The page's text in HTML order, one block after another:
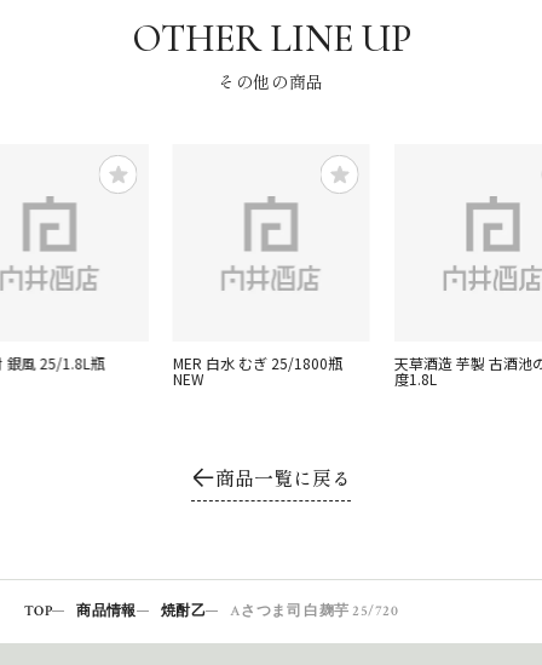
その他の商品
銀風 25/1.8L瓶 MER 白水 むぎ 25/1800瓶
NEW
天草酒造 芋製 古酒池
度1.8L
商品一覧に戻る
TOP 商品情報 焼酎乙 Aさつま司 白麹芋 25/720